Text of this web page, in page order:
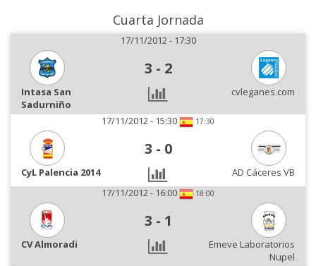
Cuarta Jornada
17/11/2012 - 17:30
3 - 2
Intasa San
Sadurniño
cvleganes.com
17/11/2012 - 15:30 17:30
3 - 0
CyL Palencia 2014
AD Cáceres VB
17/11/2012 - 16:00
18:00
3 - 1
CV Almoradi
Emeve Laboratorios
Nupel